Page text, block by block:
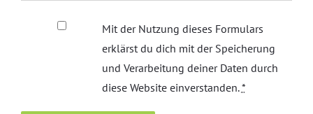
Mit der Nutzung dieses Formulars
erklärst du dich mit der Speicherung
und Verarbeitung deiner Daten durch
diese Website einverstanden.*